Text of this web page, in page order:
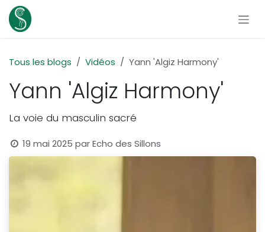
Se rendre au contenu
Tous les blogs Vidéos Yann 'Algiz Harmony'
Yann 'Algiz Harmony'
La voie du masculin sacré
19 mai 2025 parEcho des Sillons